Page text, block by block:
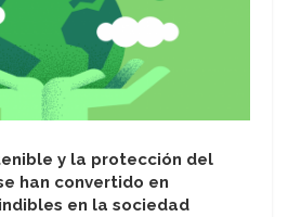
y la protección del
han convertido en
en la sociedad